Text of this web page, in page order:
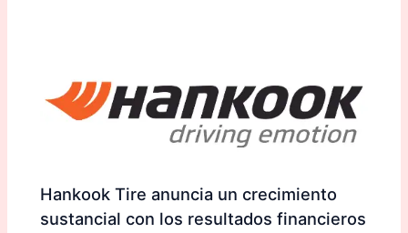
Hankook Tire anuncia un crecimiento
sustancial con los resultados financieros